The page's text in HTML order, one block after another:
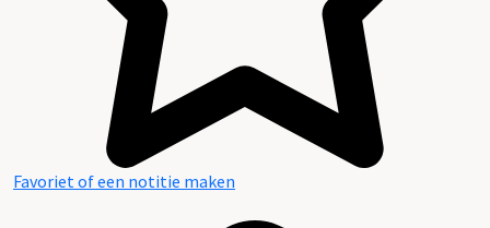
Favoriet of een notitie maken